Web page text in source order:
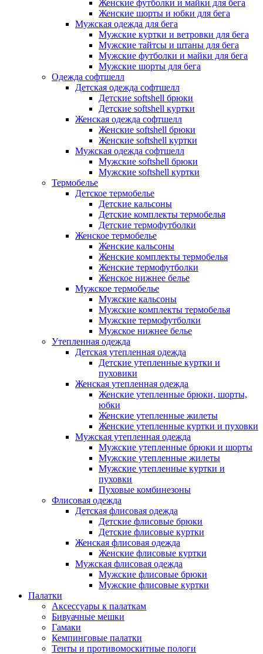
Женские футболки и майки для бега
Женские шорты и юбки для бега
Мужская одежда для бега
Мужские куртки и ветровки для бега
Мужские тайтсы и штаны для бега
Мужские футболки и майки для бега
Мужские шорты для бега
Одежда софтшелл
Детская одежда софтшелл
Детские softshell брюки
Детские softshell куртки
Женская одежда софтшелл
Женские softshell брюки
Женские softshell куртки
Мужская одежда софтшелл
Мужские softshell брюки
Мужские softshell куртки
Термобелье
Детское термобелье
Детские кальсоны
Детские комплекты термобелья
Детские термофутболки
Женское термобелье
Женские кальсоны
Женские комплекты термобелья
Женские термофутболки
Женское нижнее белье
Мужское термобелье
Мужские кальсоны
Мужские комплекты термобелья
Мужские термофутболки
Мужское нижнее белье
Утепленная одежда
Детская утепленная одежда
Детские утепленные куртки и
пуховики
Женская утепленная одежда
Женские утепленные брюки, шорты,
юбки
Женские утепленные жилеты
Женские утепленные куртки и пуховки
Мужская утепленная одежда
Мужские утепленные брюки и шорты
Мужские утепленные жилеты
Мужские утепленные куртки и
пуховки
Пуховые комбинезоны
Флисовая одежда
Детская флисовая одежда
Детские флисовые брюки
Детские флисовые куртки
Женская флисовая одежда
Женские флисовые куртки
Мужская флисовая одежда
Мужские флисовые брюки
Мужские флисовые куртки
Палатки
Аксессуары к палаткам
Бивуачные мешки
Гамаки
Кемпинговые палатки
Тенты и противомоскитные пологи